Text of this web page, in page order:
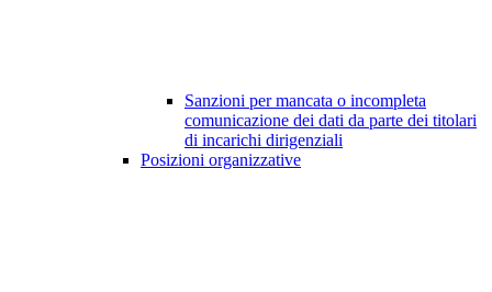
Sanzioni per mancata o incompleta
comunicazione dei dati da parte dei titolari
di incarichi dirigenziali
Posizioni organizzative